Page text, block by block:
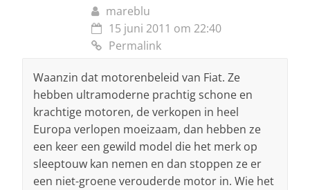
mareblu
15 juni 2011 om 22:40
Permalink
Waanzin dat motorenbeleid van Fiat. Ze
hebben ultramoderne prachtig schone en
krachtige motoren, de verkopen in heel
Europa verlopen moeizaam, dan hebben ze
een keer een gewild model die het merk op
sleeptouw kan nemen en dan stoppen ze er
een niet-groene verouderde motor in. Wie het